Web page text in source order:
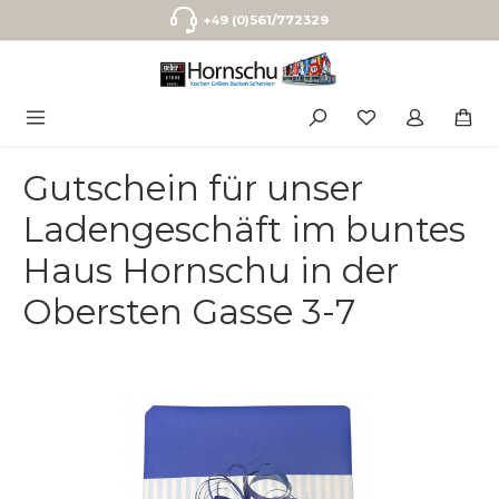
Zum Hauptinhalt springen+49 (0)561/772329
Gutschein für unser
Ladengeschäft im buntes
Haus Hornschu in der
Obersten Gasse 3-7
Bildergalerie überspringen